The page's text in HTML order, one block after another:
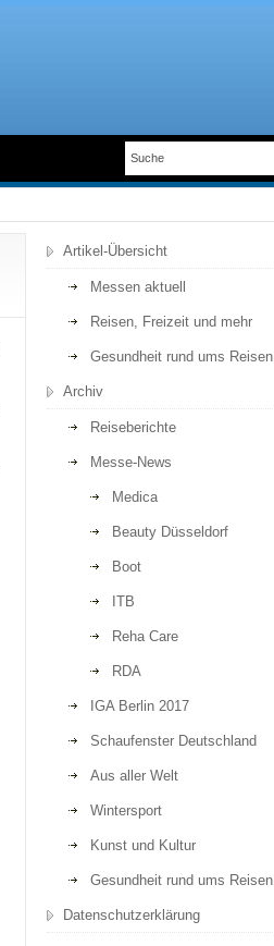
Artikel-Übersicht
Messen aktuell
Reisen, Freizeit und mehr
Gesundheit rund ums Reisen
Archiv
Reiseberichte
Messe-News
Medica
Beauty Düsseldorf
Boot
ITB
Reha Care
RDA
IGA Berlin 2017
Schaufenster Deutschland
Aus aller Welt
Wintersport
Kunst und Kultur
Gesundheit rund ums Reisen
Datenschutzerklärung